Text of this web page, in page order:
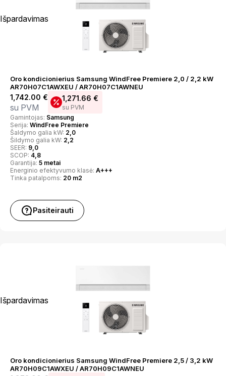
Išpardavimas
Oro kondicionierius Samsung WindFree Premiere 2,0 / 2,2 kW
AR70H07C1AWXEU / AR70H07C1AWNEU
1,742.00 €
su PVM
1,271.66 €
su PVM
Gamintojas: Samsung
Serija: WindFree Premiere
Šaldymo galia kW: 2,0
Šildymo galia kW: 2,2
SEER: 9,0
SCOP: 4,8
Garantija: 5 metai
Energinio efektyvumo klasė: A+++
Tinka patalpoms: 20 m2
Pasiteirauti
Išpardavimas
Oro kondicionierius Samsung WindFree Premiere 2,5 / 3,2 kW
AR70H09C1AWXEU / AR70H09C1AWNEU